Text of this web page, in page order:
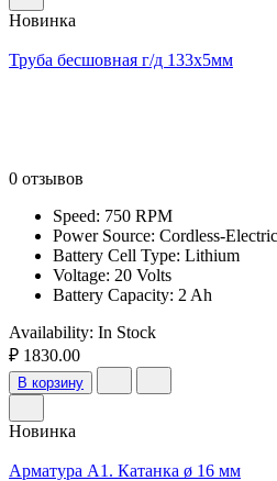
Новинка
Труба бесшовная г/д 133х5мм
0 отзывов
Speed: 750 RPM
Power Source: Cordless-Electric
Battery Cell Type: Lithium
Voltage: 20 Volts
Battery Capacity: 2 Ah
Availability: In Stock
₽ 1830.00
В корзину
Новинка
Арматура А1. Катанка ø 16 мм